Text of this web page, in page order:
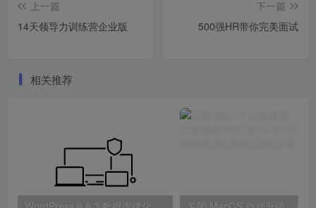
上一篇
14天领导力训练营企业版
下一篇
500强HR带你完美面试
相关推荐